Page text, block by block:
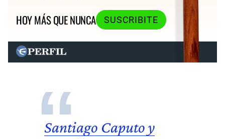
HOY MÁS QUE NUNCA
SUSCRIBITE
Santiago Caputo y